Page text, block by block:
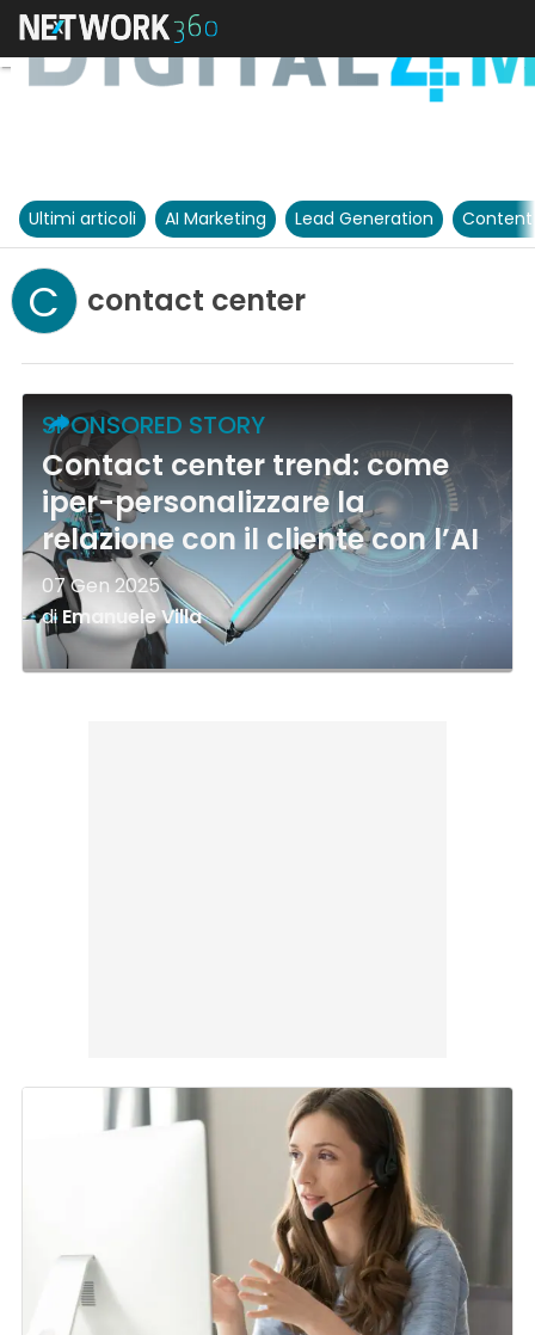
Ultimi articoli AI Marketing Lead Generation
C contact center
SPONSORED STORY
Contact center trend: come
iper-personalizzare la
relazione con il cliente con l’AI
07 Gen 2025
diEmanuele Villa